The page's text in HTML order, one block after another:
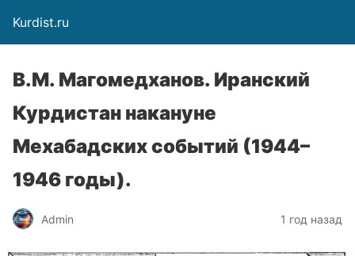
Kurdist.ru
В.М. Магомедханов. Иранский
Курдистан накануне
Мехабадских событий (1944–
1946 годы).
Admin 1 год назад